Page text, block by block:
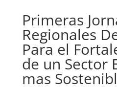
Primeras
Regionales
Para el
de un Sector
mas